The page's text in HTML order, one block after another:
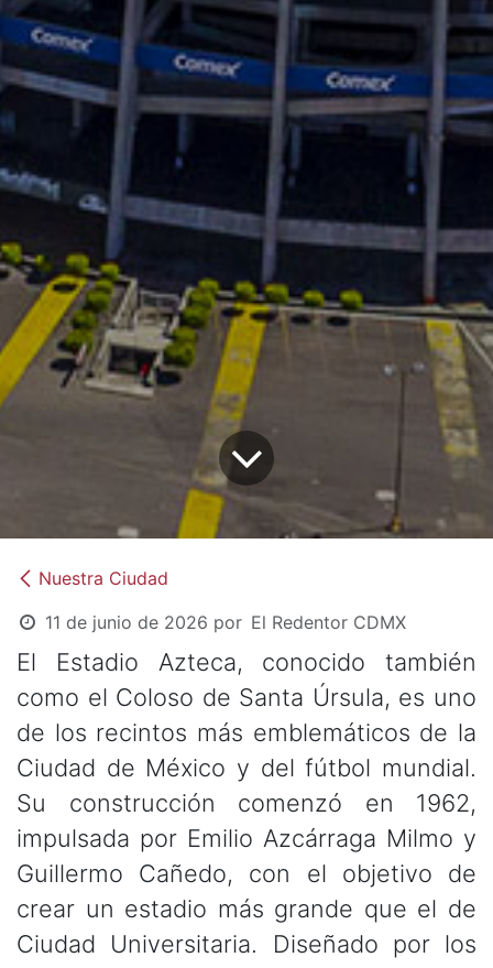
Nuestra Ciudad
11 de junio de 2026 por El Redentor CDMX
El Estadio Azteca, conocido también
como el Coloso de Santa Úrsula, es uno
de los recintos más emblemáticos de la
Ciudad de México y del fútbol mundial.
Su construcción comenzó en 1962,
impulsada por Emilio Azcárraga Milmo y
Guillermo Cañedo, con el objetivo de
crear un estadio más grande que el de
Ciudad Universitaria. Diseñado por los